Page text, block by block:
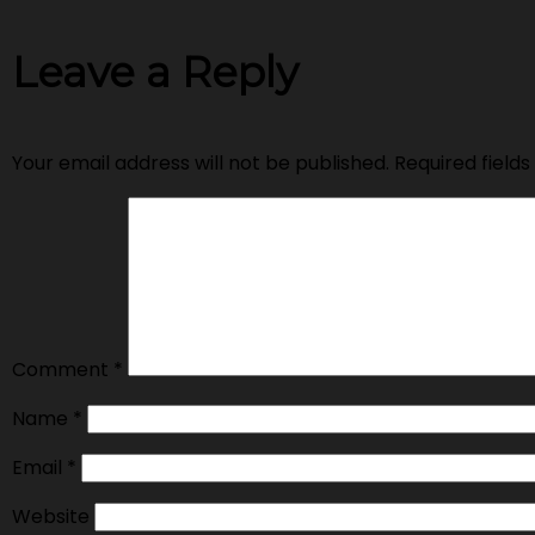
Leave a Reply
Your email address will not be published. Required
Comment *
Name *
Email *
Website